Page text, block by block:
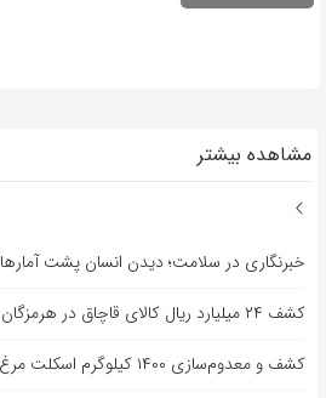
مشاهده بیشتر
خبرنگاری در سلامت؛ دیدن انسان پشت آمارها
کشف ۲۴ میلیارد ریال کالای قاچاق در هرمزگان
کشف و معدوم‌سازی ۱۴۰۰ کیلوگرم اسکلت مرغ غیربهداشتی در قم